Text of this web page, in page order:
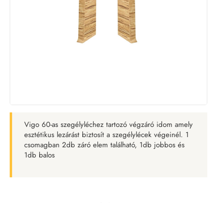
Vigo 60-as szegélyléchez tartozó végzáró idom amely
esztétikus lezárást biztosít a szegélylécek végeinél. 1
csomagban 2db záró elem található, 1db jobbos és
1db balos